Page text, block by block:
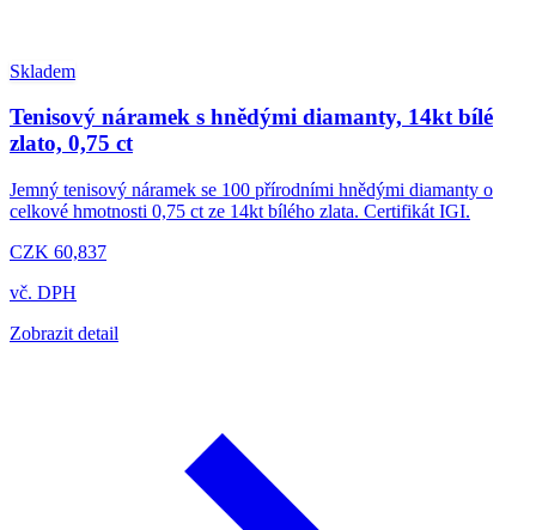
Skladem
Tenisový náramek s hnědými diamanty, 14kt bílé
zlato, 0,75 ct
Jemný tenisový náramek se 100 přírodními hnědými diamanty o
celkové hmotnosti 0,75 ct ze 14kt bílého zlata. Certifikát IGI.
CZK 60,837
vč. DPH
Zobrazit detail